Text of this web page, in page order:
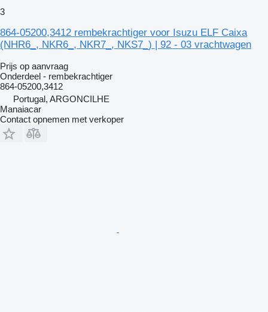
3
864-05200,3412 rembekrachtiger voor Isuzu ELF Caixa
(NHR6_, NKR6_, NKR7_, NKS7_) | 92 - 03 vrachtwagen
Prijs op aanvraag
Onderdeel - rembekrachtiger
864-05200,3412
Portugal, ARGONCILHE
Manaiacar
Contact opnemen met verkoper